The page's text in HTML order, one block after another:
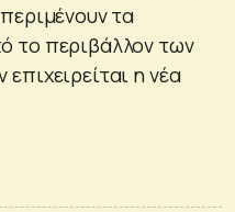
τα
το περιβάλλον των
η νέα